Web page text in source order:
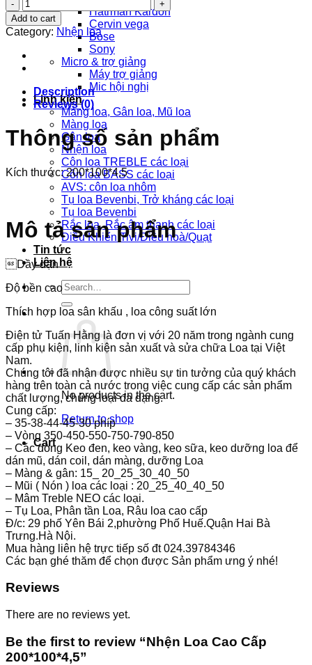
Hatrman Kardon
Cervin vega
Bose
Sony
Micro & trợ giảng
Máy trợ giảng
Mic hội nghị
Linh kiện
Màng loa, Gân loa, Mũ loa
Màng loa
Gân loa
Nhện loa
Côn loa TREBLE các loại
Côn loa BASS các loại
AVS: côn loa nhôm
Tụ loa Bevenbi, Trở kháng các loại
Tụ loa Bevenbi
Rắc loa, Rắc âm thanh các loại
Điều Khiển Tivi/Điều hoà/Quạt
Tin tức
Liên hệ
Search
for:
No products in the cart.
Return to shop
Cart
Loa
Cao
Cấp
200*100*4,5
quantity
Add to cart
Category: Nhện loa
Description
Reviews (0)
Thông số sản phẩm
Kích thước: 200*100*4,5
Mô tả sản phẩm
Dầy dặn
Độ bền cao
Thích hợp loa sân khấu , loa công suất lớn
Điện tử Tuấn Hằng là đơn vị với 20 năm trong ngành cung
cấp phụ kiện, linh kiện sản xuất và sửa chữa Loa tại Việt
Nam.
Chúng tôi đã nhận được nhiều sự tin tưởng của quý khách
hàng trên toàn cả nước trong việc cung cấp các sản phẩm
chất lượng, chủng loại đa dạng.
Cung cấp:
– 35-38-44-45-30 phíp
– Vòng 350-450-550-750-790-850
– Các dòng Keo đen, keo vàng, keo sữa, keo dưỡng loa để
dán mũ, dán coil, dán màng, dưỡng Loa
– Màng & gân: 15_ 20_25_30_40_50
– Mũi ( Nón ) loa các loại : 20_25_40_40_50
– Mâm Treble NEO các loại.
– Tụ Loa, Phân tần Loa, Râu loa cao cấp
Đ/c: 29 phố Yên Bái 2,phường Phố Huế.Quận Hai Bà
Trưng.Hà Nội.
Mua hàng liên hệ trực tiếp số đt 024.39784346
Các bạn ghé thăm để chọn được Sản phẩm ưng ý nhé!
Reviews
There are no reviews yet.
Be the first to review “Nhện Loa Cao Cấp
200*100*4,5”